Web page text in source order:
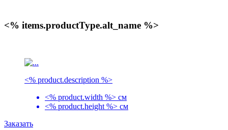
<% items.productType.alt_name %>
<% product.description %>
<% product.width %> см
<% product.height %> см
Заказать